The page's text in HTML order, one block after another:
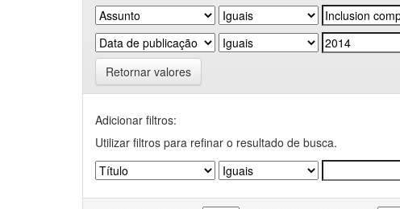
Retornar valores
Adicionar filtros:
Utilizar filtros para refinar o resultado de busca.